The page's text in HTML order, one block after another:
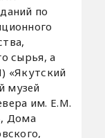
по
сырья, а
«Якутский
музей
им. Е.М.
Дома